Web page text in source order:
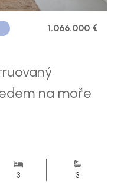
1.066.000 €
na moře
3 3